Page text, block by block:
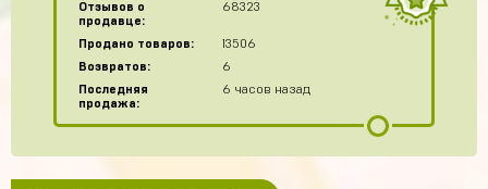
Отзывов о
продавце:
68323
Продано товаров:
13506
Возвратов:
6
Последняя
продажа:
6 часов назад